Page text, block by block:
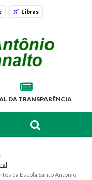
Libras
DA TRANSPARÊNCIA
da Escola Santo Antônio